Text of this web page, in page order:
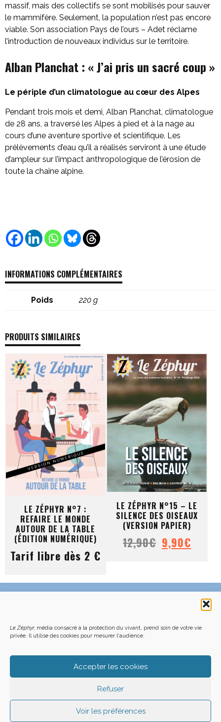
Le Zéphyr, média consacré à la protection du vivant, prend soin de votre vie
privée. Il utilise des cookies pour mesurer l'audience.
Accepter les cookies
Refuser
Voir les préférences
massif, mais des collectifs se sont mobilisés pour sauver
le mammifère. Seulement, la population n’est pas encore
viable. Son association Pays de l’ours – Adet réclame
l’introduction de nouveaux individus sur le territoire.
Alban Planchat : « J’ai pris un sacré coup »
Le périple d’un climatologue au cœur des Alpes
Pendant trois mois et demi, Alban Planchat, climatologue
de 28 ans, a traversé les Alpes à pied et à la nage au
cours d’une aventure sportive et scientifique. Les
prélèvements d’eau qu’il a réalisés serviront à une étude
d’ampleur sur l’impact anthropologique de l’érosion de
toute la chaîne alpine.
INFORMATIONS COMPLÉMENTAIRES
Poids 220 g
PRODUITS SIMILAIRES
LE ZÉPHYR N°7 :
REFAIRE LE MONDE
AUTOUR DE LA TABLE
(ÉDITION NUMÉRIQUE)
Tarif libre dès 2 €
LE ZÉPHYR N°15 – LE
SILENCE DES OISEAUX
(VERSION PAPIER)
12,90€ Le
était :
9,90€
est :
ACHETER LE DERNIER NUMÉRO
PODCAST EN FORÊT
OÙ NOUS TROUVER
NEWSLETTER
Z LE ZÉPHYR - 2026